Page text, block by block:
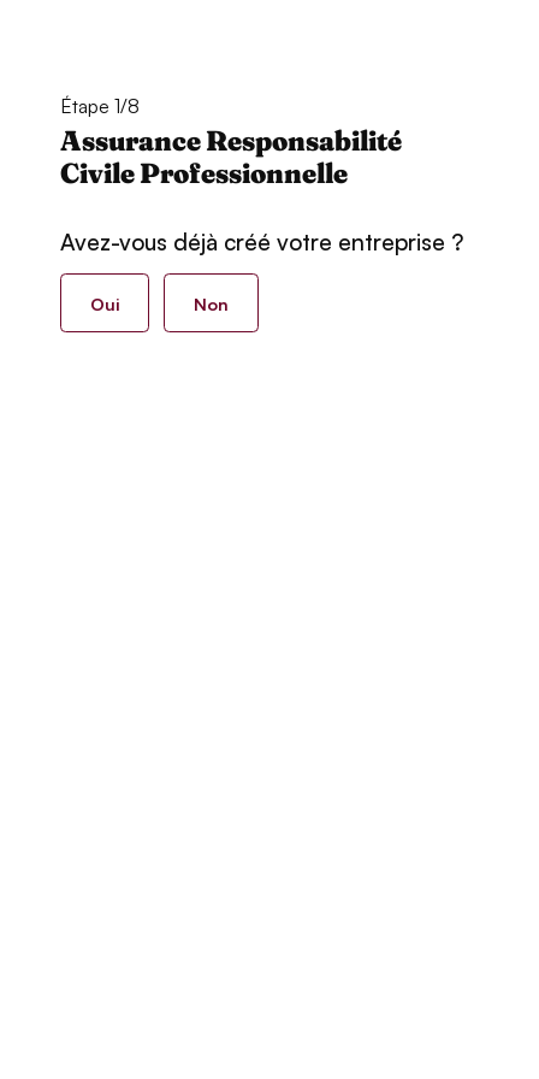
Étape 1/8
Assurance Responsabilité
Civile Professionnelle
Avez-vous déjà créé votre entreprise ?
Oui Non